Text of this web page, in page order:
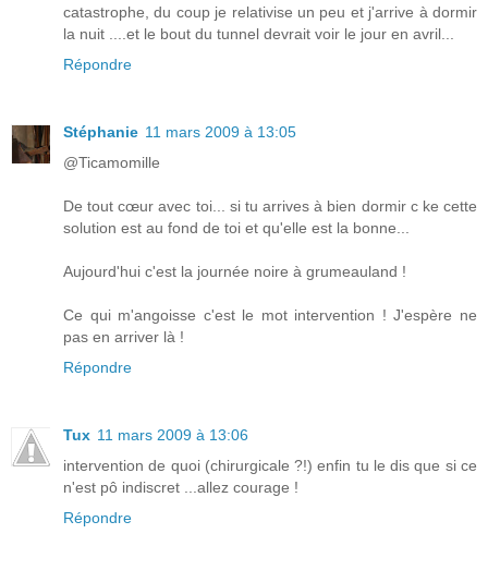
catastrophe, du coup je relativise un peu et j'arrive à dormir
la nuit ....et le bout du tunnel devrait voir le jour en avril...
Répondre
Stéphanie 11 mars 2009 à 13:05
@Ticamomille
De tout cœur avec toi... si tu arrives à bien dormir c ke cette
solution est au fond de toi et qu'elle est la bonne...
Aujourd'hui c'est la journée noire à grumeauland !
Ce qui m'angoisse c'est le mot intervention ! J'espère ne
pas en arriver là !
Répondre
Tux 11 mars 2009 à 13:06
intervention de quoi (chirurgicale ?!) enfin tu le dis que si ce
n'est pô indiscret ...allez courage !
Répondre